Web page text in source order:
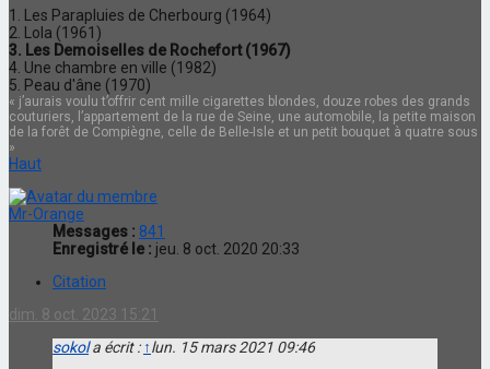
1. Les Parapluies de Cherbourg (1964)
2. Lola (1961)
3. Les Demoiselles de Rochefort (1967)
4. Une chambre en ville (1982)
5. Peau d'âne (1970)
« j’aurais voulu t’offrir cent mille cigarettes blondes, douze robes des grands
couturiers, l’appartement de la rue de Seine, une automobile, la petite maison
de la forêt de Compiègne, celle de Belle-Isle et un petit bouquet à quatre sous
»
Haut
Mr-Orange
Messages : 841
Enregistré le : jeu. 8 oct. 2020 20:33
Citation
dim. 8 oct. 2023 15:21
sokola écrit : ↑lun. 15 mars 2021 09:46